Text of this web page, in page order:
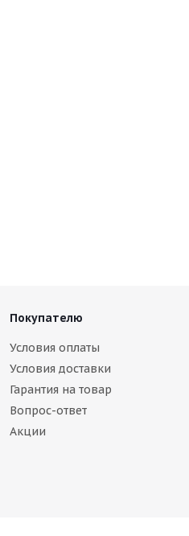
Continental VikingContact 7 235/
Покупателю
Условия оплаты
Условия доставки
Гарантия на товар
Вопрос-ответ
Акции